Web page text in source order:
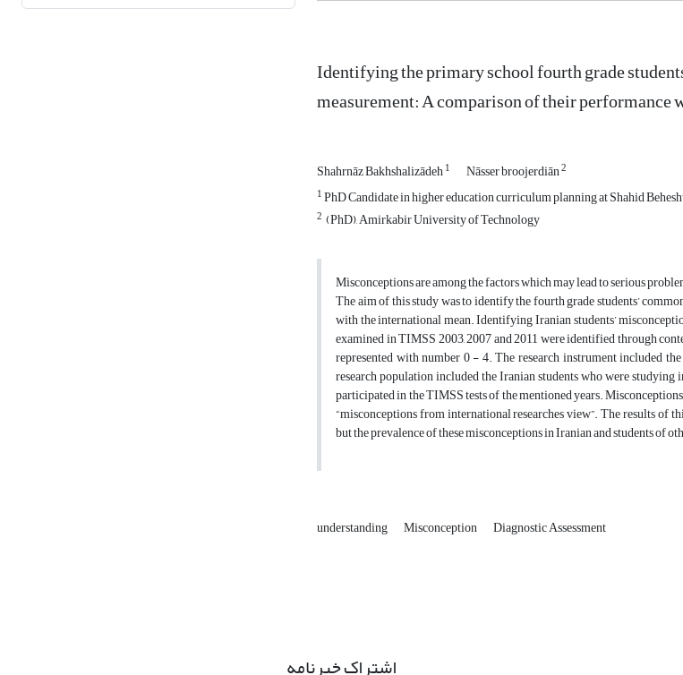
Identifying the primary school fourth grade
measurement: A comparison of their
Shahrnāz Bakhshalizādeh1 Nāsser broojerdiān2
1PhD Candidate in higher education curriculum planning at Shahid
2 ‌ (PhD), Amirkabir University of Technology
Misconceptions are among the factors which may lead to serious
The aim of this study was to identify the fourth grade students’
with the international mean. Identifying Iranian students’
examined in TIMSS 2003, 2007 and 2011 were identified through
represented with number 0 - 4. The research instrument included
research population included the Iranian students who were studying
participated in the TIMSS tests of the mentioned years.
“misconceptions from international researches view”. The results of
but the prevalence of these misconceptions in Iranian and students of
understanding Misconception Diagnostic Assessment
اشتراک خبرنامه